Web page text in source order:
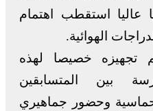
عاليا استقطب اهتمام
الهوائية.
تجهيزه خصيصا لهذه
بين المتسابقين
وحضور جماهيري